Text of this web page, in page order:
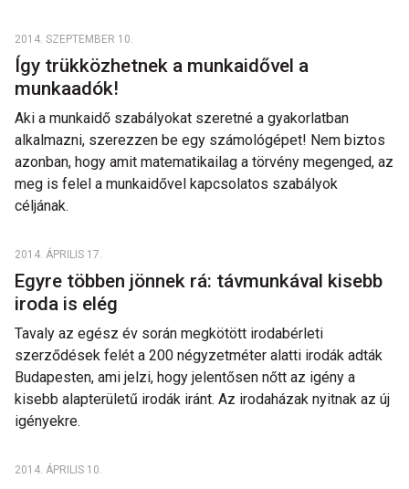
2014. SZEPTEMBER 10.
Így trükközhetnek a munkaidővel a
munkaadók!
Aki a munkaidő szabályokat szeretné a gyakorlatban
alkalmazni, szerezzen be egy számológépet! Nem biztos
azonban, hogy amit matematikailag a törvény megenged, az
meg is felel a munkaidővel kapcsolatos szabályok
céljának.
2014. ÁPRILIS 17.
Egyre többen jönnek rá: távmunkával kisebb
iroda is elég
Tavaly az egész év során megkötött irodabérleti
szerződések felét a 200 négyzetméter alatti irodák adták
Budapesten, ami jelzi, hogy jelentősen nőtt az igény a
kisebb alapterületű irodák iránt. Az irodaházak nyitnak az új
igényekre.
2014. ÁPRILIS 10.